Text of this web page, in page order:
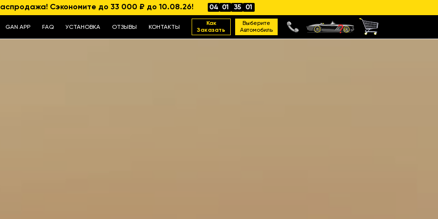
Сэкономите до 33 000 ₽ до 10.08.26! 04 01 34 58
GAN APP FAQ УСТАНОВКА ОТЗЫВЫ КОНТАКТЫ
Как
Заказать
Выберите
Автомобиль